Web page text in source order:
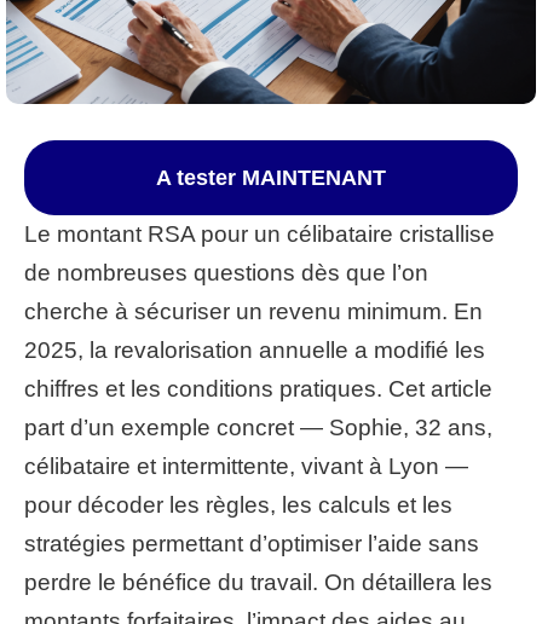
A tester MAINTENANT
Le montant RSA pour un célibataire cristallise
de nombreuses questions dès que l’on
cherche à sécuriser un revenu minimum. En
2025, la revalorisation annuelle a modifié les
chiffres et les conditions pratiques. Cet article
part d’un exemple concret — Sophie, 32 ans,
célibataire et intermittente, vivant à Lyon —
pour décoder les règles, les calculs et les
stratégies permettant d’optimiser l’aide sans
perdre le bénéfice du travail. On détaillera les